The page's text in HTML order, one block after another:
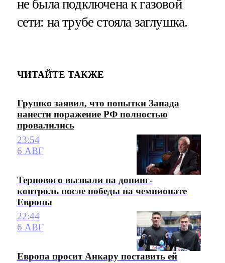
не была подключена к газовой
сети: на трубе стояла заглушка.
ЧИТАЙТЕ ТАКЖЕ
Грушко заявил, что попытки Запада
нанести поражение РФ полностью
провалились
23:54
6 АВГ
Тернового вызвали на допинг-
контроль после победы на чемпионате
Европы
22:44
6 АВГ
Европа просит Анкару поставить ей